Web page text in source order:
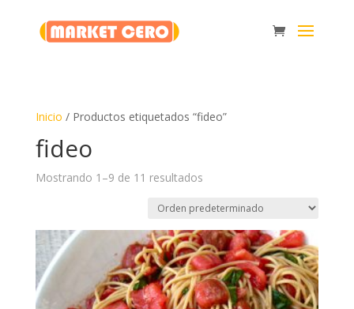
Inicio / Productos etiquetados “fideo”
fideo
Mostrando 1–9 de 11 resultados